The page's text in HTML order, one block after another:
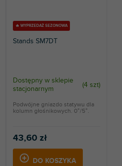
🔥 WYPRZEDAŻ SEZONOWA
Stands SM7DT
Dostępny w sklepie
stacjonarnym
(4 szt)
43,60 zł
DO KOSZYKA
Podwójne gniazdo statywu dla
kolumn głośnikowych. 0°/5°.